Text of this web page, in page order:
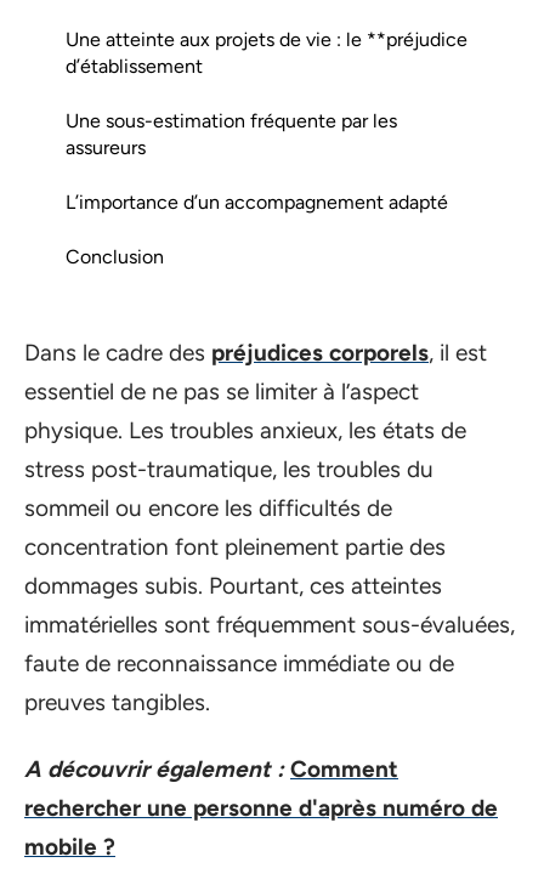
Une atteinte aux projets de vie : le **préjudice
d’établissement
Une sous-estimation fréquente par les
assureurs
L’importance d’un accompagnement adapté
Conclusion
Dans le cadre des préjudices corporels, il est
essentiel de ne pas se limiter à l’aspect
physique. Les troubles anxieux, les états de
stress post-traumatique, les troubles du
sommeil ou encore les difficultés de
concentration font pleinement partie des
dommages subis. Pourtant, ces atteintes
immatérielles sont fréquemment sous-évaluées,
faute de reconnaissance immédiate ou de
preuves tangibles.
A découvrir également : Comment
rechercher une personne d'après numéro de
mobile ?